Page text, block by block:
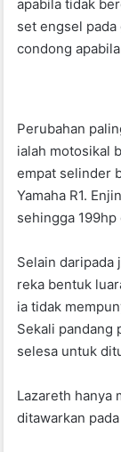
apabila tidak
set engsel
condong
Perubahan
ialah motosikal
empat selinder
Yamaha R1.
sehingga 199hp
Selain daripada
reka bentuk
ia tidak
Sekali pandang
selesa untuk
Lazareth hanya
ditawarkan